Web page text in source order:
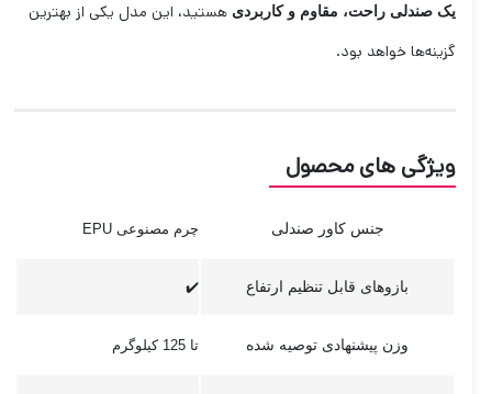
یک صندلی راحت، مقاوم و کاربردیهستید، این مدل یکی از بهترین
گزینه‌ها خواهد بود.
ویژگی های محصول
جنس کاور صندلی چرم مصنوعی EPU
بازوهای قابل تنظیم ارتفاع
وزن پیشنهادی توصیه شده